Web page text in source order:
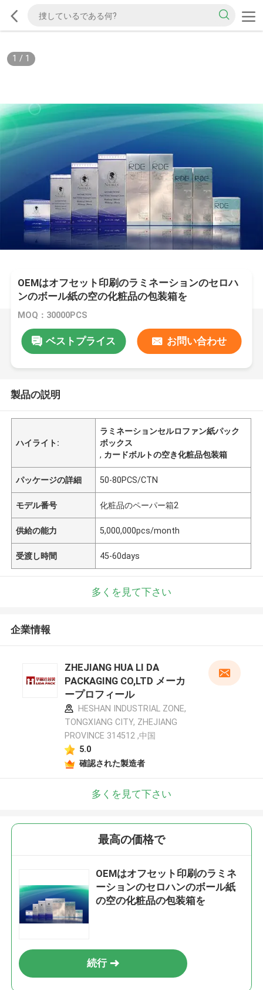
1 / 1
OEMはオフセット印刷のラミネーションのセロハ
ンのボール紙の空の化粧品の包装箱を
MOQ：30000PCS
ベストプライス お問い合わせ
製品の説明
ハイライト:
ラミネーションセルロファン紙パック
ボックス
, カードボルトの空き化粧品包装箱
パッケージの詳細 50-80PCS/CTN
モデル番号 化粧品のペーパー箱2
供給の能力 5,000,000pcs/month
受渡し時間 45-60days
多くを見て下さい
企業情報
ZHEJIANG HUA LI DA
PACKAGING CO,LTD メーカ
ープロフィール
HESHAN INDUSTRIAL ZONE,
TONGXIANG CITY, ZHEJIANG
PROVINCE 314512 ,中国
5.0
確認された製造者
多くを見て下さい
最高の価格で
OEMはオフセット印刷のラミネ
ーションのセロハンのボール紙
の空の化粧品の包装箱を
続行